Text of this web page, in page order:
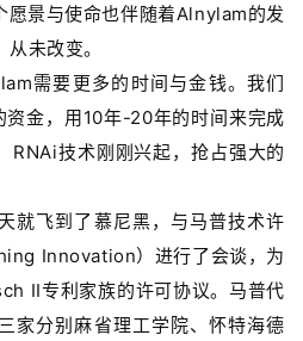
注册
愿景与使命也伴随着Alnylam的发
未改变。
需要更多的时间与金钱。我们
金，用10年-20年的时间来完成
RNAi技术刚刚兴起，抢占强大的
就飞到了慕尼黑，与马普技术许
Innovation）进行了会谈，为
II专利家族的许可协议。马普代
家分别麻省理工学院、怀特海德